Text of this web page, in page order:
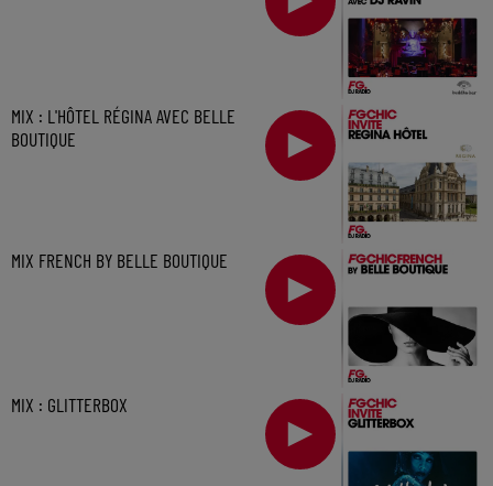
MIX : L'HÔTEL RÉGINA AVEC BELLE
BOUTIQUE
MIX FRENCH BY BELLE BOUTIQUE
MIX : GLITTERBOX